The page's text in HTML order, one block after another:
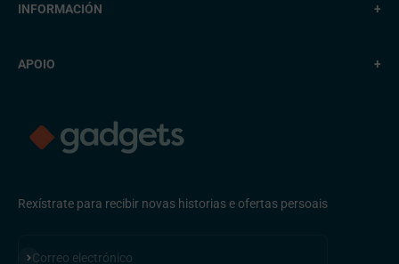
INFORMACIÓN +
APOIO +
Rexístrate para recibir novas historias e ofertas persoais
Correo electrónico
Subscribirse